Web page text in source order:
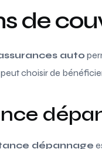
de
auto
choisir de
dépannage